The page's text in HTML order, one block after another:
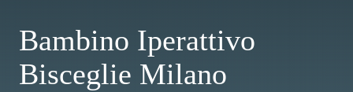
Bambino Iperattivo
Bisceglie Milano